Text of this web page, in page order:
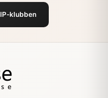
klubben